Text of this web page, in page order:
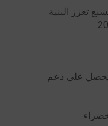
تعزز البنية
يحصل على دعم